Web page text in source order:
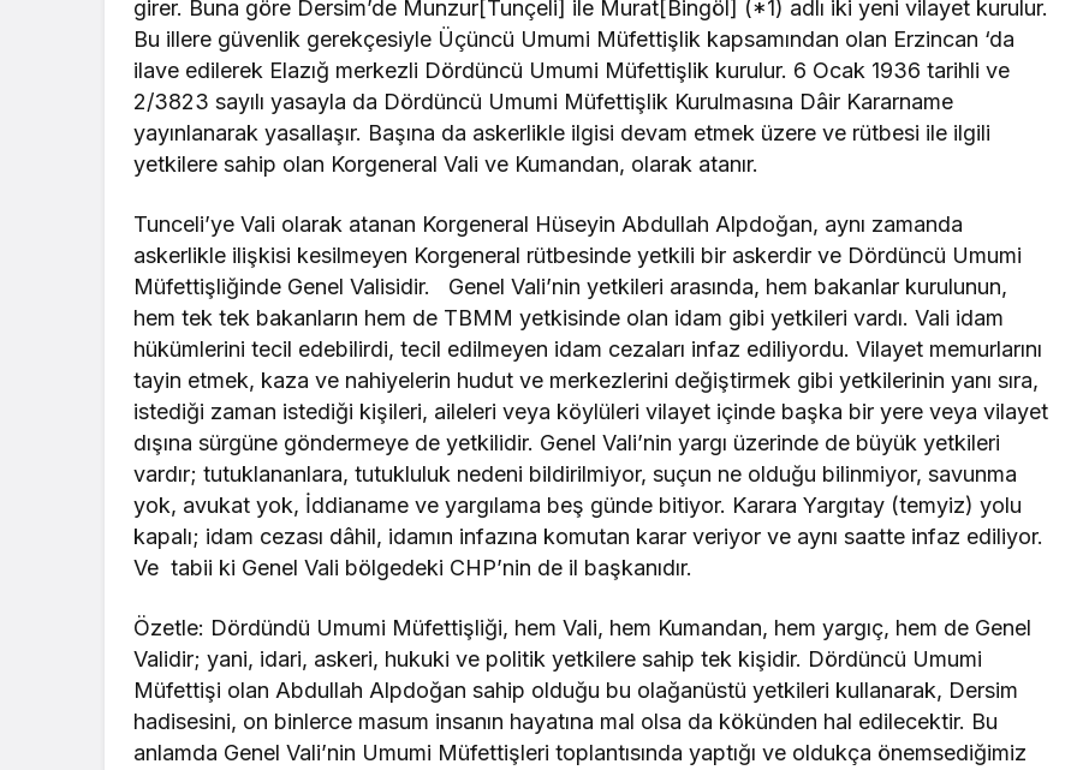
girer. Buna göre Dersim’de Munzur[Tunçeli] ile Murat[Bingöl] (*1) adlı iki yeni vilayet kurulur.
Bu illere güvenlik gerekçesiyle Üçüncü Umumi Müfettişlik kapsamından olan Erzincan ‘da
ilave edilerek Elazığ merkezli Dördüncü Umumi Müfettişlik kurulur. 6 Ocak 1936 tarihli ve
2/3823 sayılı yasayla da Dördüncü Umumi Müfettişlik Kurulmasına Dâir Kararname
yayınlanarak yasallaşır. Başına da askerlikle ilgisi devam etmek üzere ve rütbesi ile ilgili
yetkilere sahip olan Korgeneral Vali ve Kumandan, olarak atanır.
Tunceli’ye Vali olarak atanan Korgeneral Hüseyin Abdullah Alpdoğan, aynı zamanda
askerlikle ilişkisi kesilmeyen Korgeneral rütbesinde yetkili bir askerdir ve Dördüncü Umumi
Müfettişliğinde Genel Valisidir. Genel Vali’nin yetkileri arasında, hem bakanlar kurulunun,
hem tek tek bakanların hem de TBMM yetkisinde olan idam gibi yetkileri vardı. Vali idam
hükümlerini tecil edebilirdi, tecil edilmeyen idam cezaları infaz ediliyordu. Vilayet memurlarını
tayin etmek, kaza ve nahiyelerin hudut ve merkezlerini değiştirmek gibi yetkilerinin yanı sıra,
istediği zaman istediği kişileri, aileleri veya köylüleri vilayet içinde başka bir yere veya vilayet
dışına sürgüne göndermeye de yetkilidir. Genel Vali’nin yargı üzerinde de büyük yetkileri
vardır; tutuklananlara, tutukluluk nedeni bildirilmiyor, suçun ne olduğu bilinmiyor, savunma
yok, avukat yok, İddianame ve yargılama beş günde bitiyor. Karara Yargıtay (temyiz) yolu
kapalı; idam cezası dâhil, idamın infazına komutan karar veriyor ve aynı saatte infaz ediliyor.
Ve tabii ki Genel Vali bölgedeki CHP’nin de il başkanıdır.
Özetle: Dördündü Umumi Müfettişliği, hem Vali, hem Kumandan, hem yargıç, hem de Genel
Validir; yani, idari, askeri, hukuki ve politik yetkilere sahip tek kişidir. Dördüncü Umumi
Müfettişi olan Abdullah Alpdoğan sahip olduğu bu olağanüstü yetkileri kullanarak, Dersim
hadisesini, on binlerce masum insanın hayatına mal olsa da kökünden hal edilecektir. Bu
anlamda Genel Vali’nin Umumi Müfettişleri toplantısında yaptığı ve oldukça önemsediğimiz